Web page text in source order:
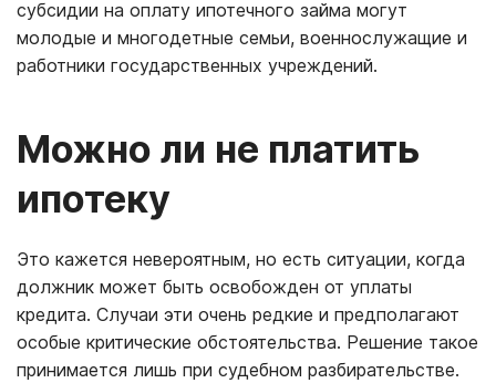
субсидии на оплату ипотечного займа могут
молодые и многодетные семьи, военнослужащие и
работники государственных учреждений.
Можно ли не платить
ипотеку
Это кажется невероятным, но есть ситуации, когда
должник может быть освобожден от уплаты
кредита. Случаи эти очень редкие и предполагают
особые критические обстоятельства. Решение такое
принимается лишь при судебном разбирательстве.